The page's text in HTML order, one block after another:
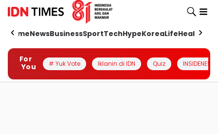
HomeNewsBusinessSportTechHypeKoreaLifeHealth
For
You
# Yuk Vote Iklanin di IDN Quiz INSIDENESIA